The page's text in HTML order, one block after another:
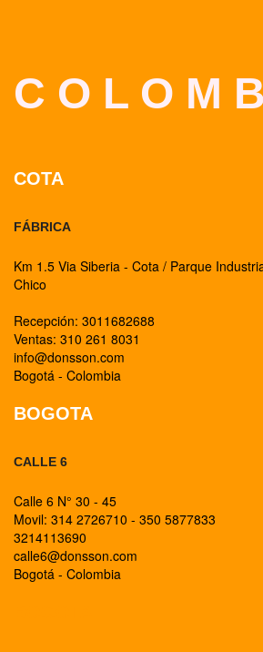
C O L O M
COTA
FÁBRICA
Km 1.5 Via Siberia - Cota / Parque
Chico
Recepción: 3011682688
Ventas: 310 261 8031
info@donsson.com
Bogotá - Colombia
BOGOTA
CALLE 6
Calle 6 N° 30 - 45
Movil: 314 2726710 - 350 5877833
3214113690
calle6@donsson.com
Bogotá - Colombia